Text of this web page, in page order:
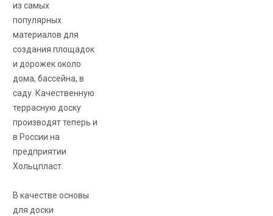
из самых
популярных
материалов для
создания площадок
и дорожек около
дома, бассейна, в
саду. Качественную
террасную доску
производят теперь и
в России на
предприятии
Хольцпласт.
В качестве основы
для доски